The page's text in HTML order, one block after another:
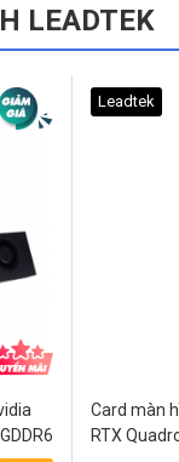
LEADTEK
Leadtek
Card màn
RTX